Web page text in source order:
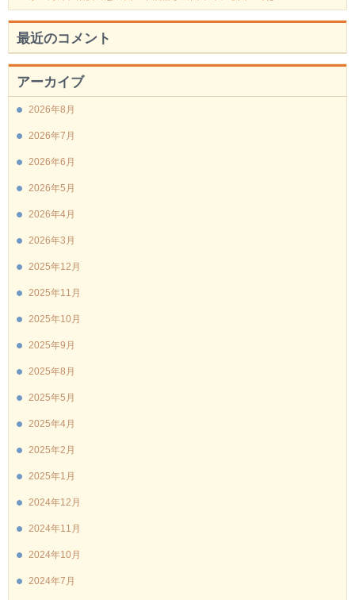
最近のコメント
アーカイブ
2026年8月
2026年7月
2026年6月
2026年5月
2026年4月
2026年3月
2025年12月
2025年11月
2025年10月
2025年9月
2025年8月
2025年5月
2025年4月
2025年2月
2025年1月
2024年12月
2024年11月
2024年10月
2024年7月